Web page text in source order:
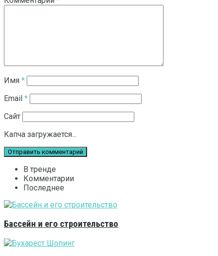
Имя *
Email *
Сайт
Капча загружается...
В тренде
Комментарии
Последнее
Бассейн и его строительство